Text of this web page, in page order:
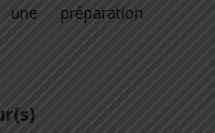
préparation